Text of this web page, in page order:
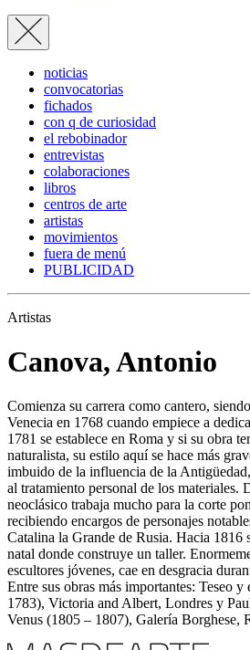
noticias
convocatorias
fichados
con q de curiosidad
el rebobinador
entrevistas
colaboraciones
libros
centros de arte
artistas
movimientos
fuera de menú
PUBLICIDAD
Artistas
Canova, Antonio
Comienza su carrera como cantero,
Venecia en 1768 cuando empiece a
1781 se establece en Roma y si su obra
naturalista, su estilo aquí se hace más
imbuido de la influencia de la
al tratamiento personal de los materiales.
neoclásico trabaja mucho para la corte
recibiendo encargos de personajes
Catalina la Grande de Rusia. Hacia 1816
natal donde construye un taller.
escultores jóvenes, cae en desgracia
Entre sus obras más importantes: Teseo
1783), Victoria and Albert, Londres y
Venus (1805 – 1807), Galería Borghese,